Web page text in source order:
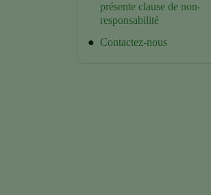
présente clause de non-
responsabilité
● Contactez-nous